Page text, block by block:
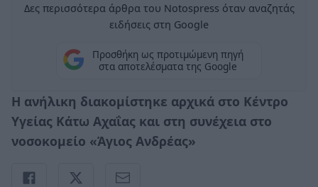
Δες περισσότερα άρθρα του Notospress όταν αναζητάς
ειδήσεις στη Google
Προσθήκη ως προτιμώμενη πηγή
στα αποτελέσματα της Google
Η ανήλικη διακομίστηκε αρχικά στο Κέντρο
Υγείας Κάτω Αχαΐας και στη συνέχεια στο
νοσοκομείο «Άγιος Ανδρέας»